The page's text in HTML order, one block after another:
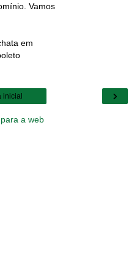
Vamos
em
›
inicial
a web